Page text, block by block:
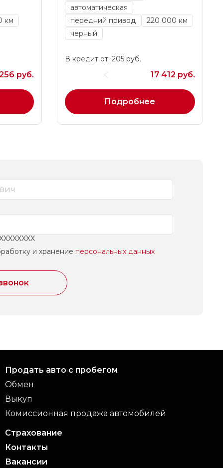
км
руб.
автоматическая
передний привод
220 000 км
черный
В кредит от: 205 руб.
17 412 руб.
Подробнее
и хранение персональных данных
Продать авто с пробегом
Обмен
Выкуп
Комиссионная продажа автомобилей
Страхование
Контакты
Вакансии